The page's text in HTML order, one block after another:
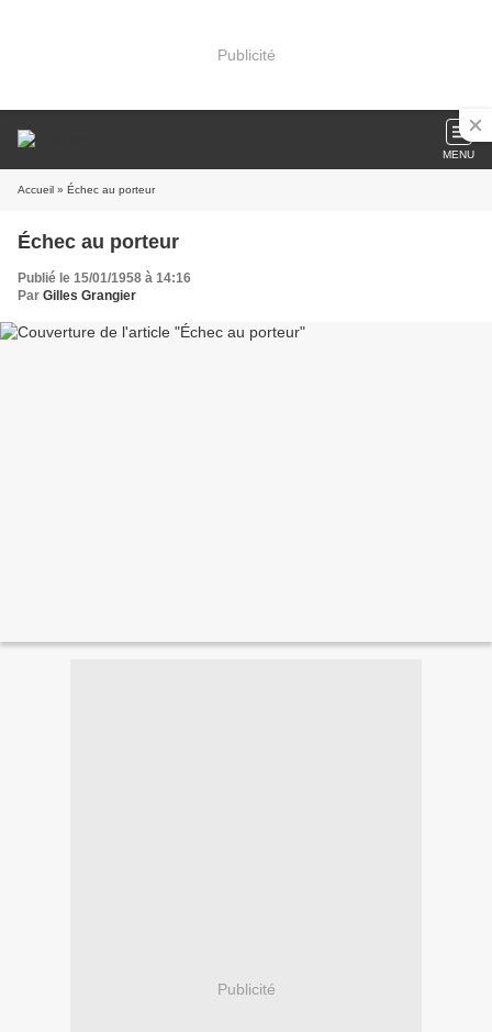
Publicité
MENU
Accueil » Échec au porteur
Échec au porteur
Publié le 15/01/1958 à 14:16
Par Gilles Grangier
Publicité